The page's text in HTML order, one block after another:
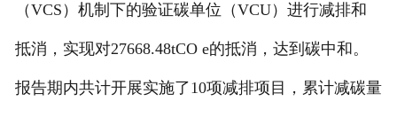
（VCS）机制下的验证碳单位（VCU）进行减排和
抵消，实现对27668.48tCO e的抵消，达到碳中和。
报告期内共计开展实施了10项减排项目，累计减碳量